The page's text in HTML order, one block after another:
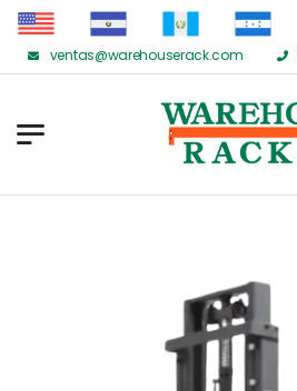
ventas@warehouserack.com